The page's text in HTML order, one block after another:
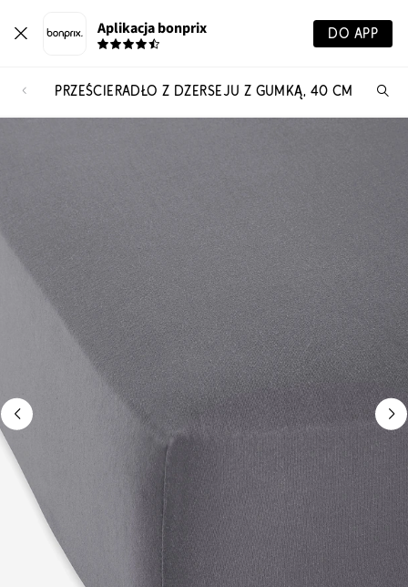
Aplikacja bonprix DO APP
PRZEŚCIERADŁO Z DŻERSEJU Z GUMKĄ, 40 CM